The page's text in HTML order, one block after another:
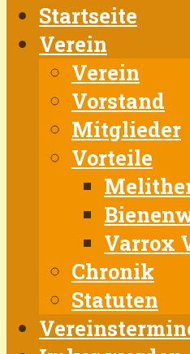
Startseite
Verein
Verein
Vorstand
Mitglieder
Vorteile
Varrox
Chronik
Statuten